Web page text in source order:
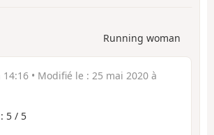
Running woman
14:16 • Modifié le : 25 mai 2020 à
: 5 / 5